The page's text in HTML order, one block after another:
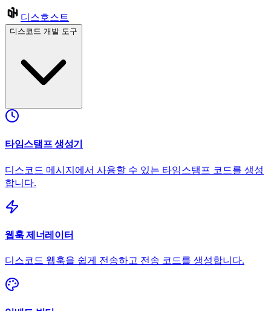
디스호스트
디스코드 개발 도구
타임스탬프 생성기
디스코드 메시지에서 사용할 수 있는 타임스탬프 코드를 생성
합니다.
웹훅 제너레이터
디스코드 웹훅을 쉽게 전송하고 전송 코드를 생성합니다.